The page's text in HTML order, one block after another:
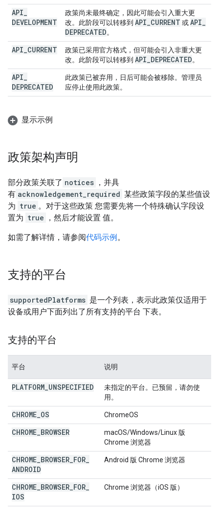
API
DEVELOPMENT
政策尚未最终确定，因此可能会引入重大更
改。此阶段可以转移到 API CURRENT 或API
DEPRECATED。
API CURRENT
政策已采用官方格式，但可能会引入非重大更
改。此阶段可以转移到 API DEPRECATED。
API
DEPRECATED
此政策已被弃用，日后可能会被移除。管理员
应停止使用此政策。
显示示例
政策架构声明
部分政策关联了 notices ，并具
有 acknowledgement_required 某些政策字段的某些值设
为 true 。对于这些政策 您需要先将一个特殊确认字段设
置为 true ，然后才能设置 值。
如需了解详情，请参阅代码示例。
支持的平台
supportedPlatforms 是一个列表，表示此政策仅适用于
设备或用户下面列出了所有支持的平台 下表。
支持的平台
平台 说明
PLATFORM UNSPECIFIED
未指定的平台。已预留，请勿使
用。
CHROME OS ChromeOS
CHROME BROWSER
macOS/Windows/Linux 版
Chrome 浏览器
CHROME BROWSER FOR
ANDROID
Android 版 Chrome 浏览器
CHROME BROWSER FOR
IOS
Chrome 浏览器（iOS 版）